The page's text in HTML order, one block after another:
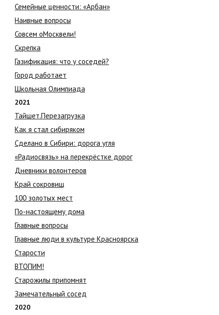
Семейные ценности: «Арбан»
Наивные вопросы
Совсем оМосквели!
Скрепка
Газификация: что у соседей?
Город работает
Школьная Олимпиада
2021
Тайшет.Перезагрузка
Как я стал сибиряком
Сделано в Сибири: дорога угля
«Радиосвязь» на перекрёстке дорог
Дневники волонтеров
Край сокровищ
100 золотых мест
По-настоящему дома
Главные вопросы
Главные люди в культуре Красноярска
Старости
ВТОПИМ!
Старожилы припомнят
Замечательный сосед
2020